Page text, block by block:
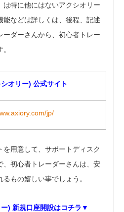
は特に他にはないアクシオリー
能などは詳しくは、後程、記述
ーダーさんから、初心者トレー
オリー) 公式サイト
jp/
用意して、サポートディスク
、初心者トレーダーさんは、安
もの嬉しい事でしょう。
) 新規口座開設はコチラ▼